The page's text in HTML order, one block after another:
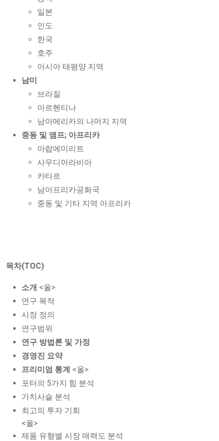
일본
인도
한국
호주
아시아 태평양 지역
남미
브라질
아르헨티나
남아메리카의 나머지 지역
중동 및 앰프; 아프리카
아랍에미리트
사우디아라비아
카타르
남아프리카공화국
중동 및 기타 지역 아프리카
목차(TOC)
소개 <올>
연구 목적
시장 정의
연구범위
연구 방법론 및 가정
경영진 요약
프리미엄 통계 <올>
포터의 5가지 힘 분석
가치사슬 분석
최고의 투자 기회
<올>
제품 유형별 시장 매력도 분석